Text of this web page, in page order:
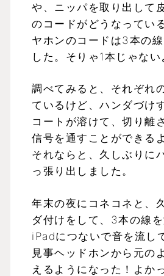
や、ニッパを取り出して
のコードがどうなってい
ヤホンのコードは3本の
した。そりゃ1本じゃない
調べてみると、それぞれ
ているけど、ハンダづけ
コートが溶けて、切り離
信号を通すことができる
それならと、久しぶりに
っ張り出しました。
年末の夜にコネコネと、
ダ付けをして、3本の線
iPadにつないで音を流し
見事ヘッドホンから元の
えるようになった！よか